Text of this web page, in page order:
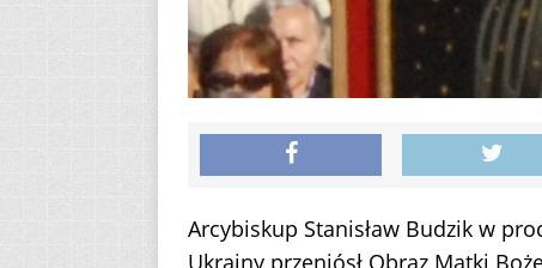
Arcybiskup Stanisław Budzik w
Ukrainy przeniósł Obraz Matki